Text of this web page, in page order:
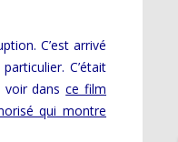
C’est arrivé
C’était
voir dansce film
qui montre